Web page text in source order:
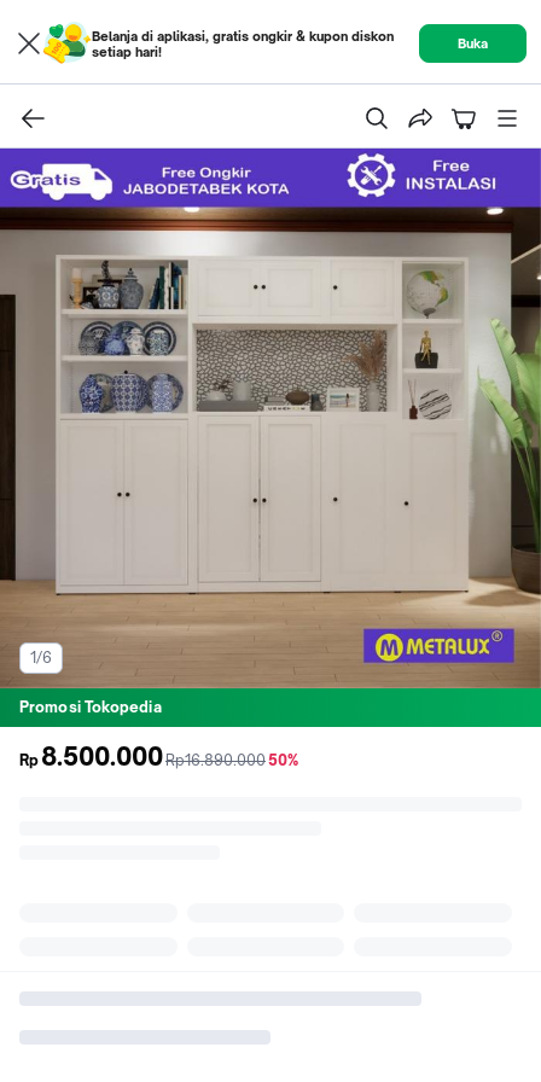
Belanja di aplikasi, gratis ongkir & kupon diskon
setiap hari!
Buka
1/6
Promosi Tokopedia
Rp 8.500.000sebelum
Rp16.890.000diskon
50%